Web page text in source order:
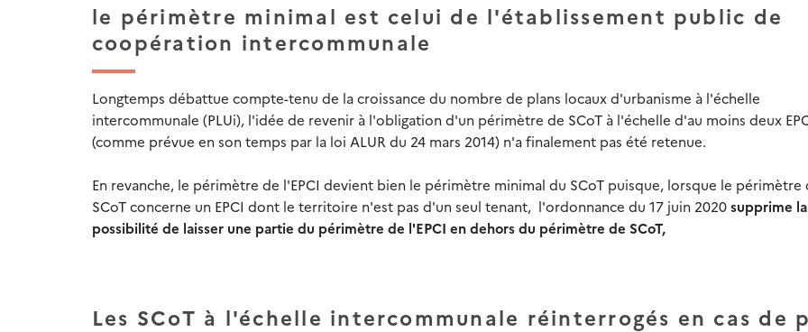
le périmètre minimal est celui de l'établissement public de
coopération intercommunale
Longtemps débattue compte-tenu de la croissance du nombre de plans locaux d'urbanisme à l'échelle
intercommunale (PLUi), l'idée de revenir à l'obligation d'un périmètre de SCoT à l'échelle d'au moins deux
(comme prévue en son temps par la loi ALUR du 24 mars 2014) n'a finalement pas été retenue.
En revanche, le périmètre de l'EPCI devient bien le périmètre minimal du SCoT puisque, lorsque le périmètre
SCoT concerne un EPCI dont le territoire n'est pas d'un seul tenant, l'ordonnance du 17 juin 2020supprime la
possibilité de laisser une partie du périmètre de l'EPCI en dehors du périmètre de SCoT,
Les SCoT à l'échelle intercommunale réinterrogés en cas de